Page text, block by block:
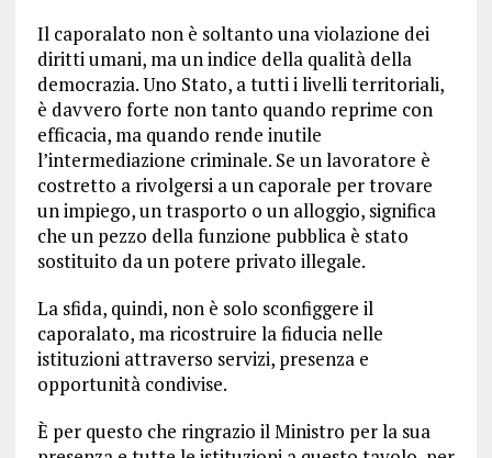
Il caporalato non è soltanto una violazione dei
diritti umani, ma un indice della qualità della
democrazia. Uno Stato, a tutti i livelli territoriali,
è davvero forte non tanto quando reprime con
efficacia, ma quando rende inutile
l’intermediazione criminale. Se un lavoratore è
costretto a rivolgersi a un caporale per trovare
un impiego, un trasporto o un alloggio, significa
che un pezzo della funzione pubblica è stato
sostituito da un potere privato illegale.
La sfida, quindi, non è solo sconfiggere il
caporalato, ma ricostruire la fiducia nelle
istituzioni attraverso servizi, presenza e
opportunità condivise.
È per questo che ringrazio il Ministro per la sua